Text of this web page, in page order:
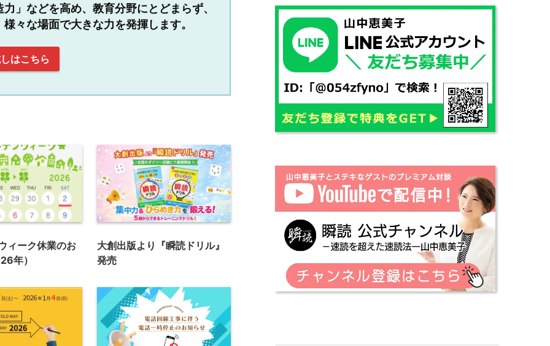
」などを高め、教育分野にとどまらず、
々な場面で大きな力を発揮します。
はこちら
ィーク休業のお
年）
大創出版より『瞬読ドリル』
発売